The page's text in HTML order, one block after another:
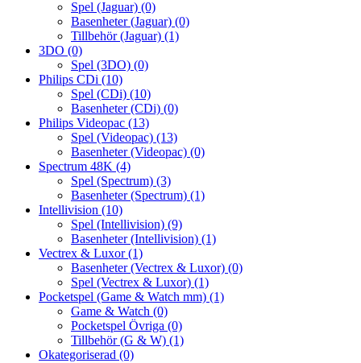
Spel (Jaguar) (0)
Basenheter (Jaguar) (0)
Tillbehör (Jaguar) (1)
3DO (0)
Spel (3DO) (0)
Philips CDi (10)
Spel (CDi) (10)
Basenheter (CDi) (0)
Philips Videopac (13)
Spel (Videopac) (13)
Basenheter (Videopac) (0)
Spectrum 48K (4)
Spel (Spectrum) (3)
Basenheter (Spectrum) (1)
Intellivision (10)
Spel (Intellivision) (9)
Basenheter (Intellivision) (1)
Vectrex & Luxor(1)
Basenheter (Vectrex & Luxor) (0)
Spel (Vectrex & Luxor) (1)
Pocketspel (Game & Watch mm) (1)
Game & Watch (0)
Pocketspel Övriga (0)
Tillbehör (G & W) (1)
Okategoriserad (0)